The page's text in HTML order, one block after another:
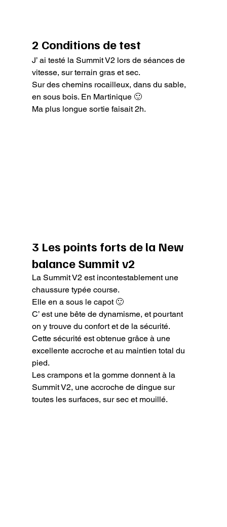
2 Conditions de test
J’ ai testé la Summit V2 lors de séances de
vitesse, sur terrain gras et sec.
Sur des chemins rocailleux, dans du sable,
en sous bois. En Martinique 🙂
Ma plus longue sortie faisait 2h.
3 Les points forts de la New
balance Summit v2
La Summit V2 est incontestablement une
chaussure typée course.
Elle en a sous le capot 🙂
C’ est une bête de dynamisme, et pourtant
on y trouve du confort et de la sécurité.
Cette sécurité est obtenue grâce à une
excellente accroche et au maintien total du
pied.
Les crampons et la gomme donnent à la
Summit V2, une accroche de dingue sur